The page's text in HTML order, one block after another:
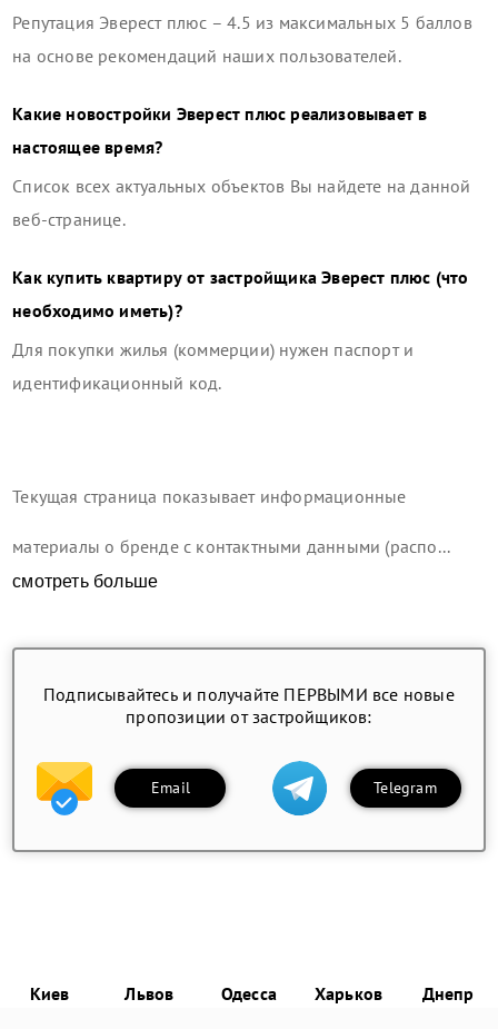
Репутация Эверест плюс –4.5 из максимальных 5 баллов
на основе рекомендаций наших пользователей.
Какие новостройки Эверест плюс реализовывает в
настоящее время?
Список всех актуальных объектов Вы найдете на данной
веб-странице.
Как купить квартиру от застройщикаЭверест плюс (что
необходимо иметь)?
Для покупки жилья (коммерции) нужен паспорт и
идентификационный код.
Текущая страница показывает информационные
материалы о бренде с контактными данными (распо...
смотреть больше
Подписывайтесь и получайте ПЕРВЫМИ все новые
пропозиции от застройщиков:
Email Telegram
Киев Львов Одесса Харьков Днепр